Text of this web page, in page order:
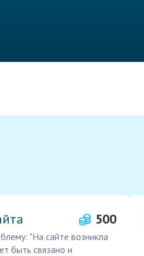
500
"На сайте возникла
быть связано и